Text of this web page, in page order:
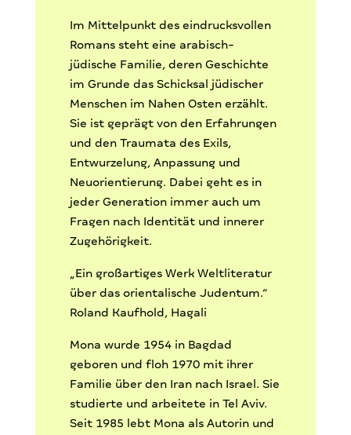
Im Mittelpunkt des eindrucksvollen
Romans steht eine arabisch-
jüdische Familie, deren Geschichte
im Grunde das Schicksal jüdischer
Menschen im Nahen Osten erzählt.
Sie ist geprägt von den Erfahrungen
und den Traumata des Exils,
Entwurzelung, Anpassung und
Neuorientierung. Dabei geht es in
jeder Generation immer auch um
Fragen nach Identität und innerer
Zugehörigkeit.
„Ein großartiges Werk Weltliteratur
über das orientalische Judentum.“
Roland Kaufhold, Hagali
Mona wurde 1954 in Bagdad
geboren und floh 1970 mit ihrer
Familie über den Iran nach Israel. Sie
studierte und arbeitete in Tel Aviv.
Seit 1985 lebt Mona als Autorin und